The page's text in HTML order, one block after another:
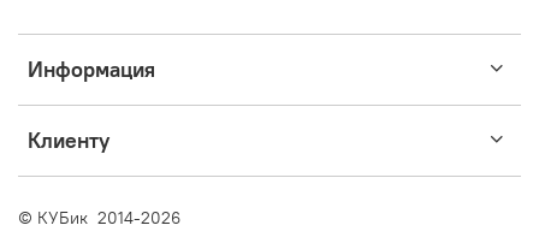
Информация
Клиенту
© КУБик 2014-2026